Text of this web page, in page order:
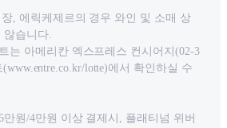
, 에릭케제르의 경우 와인 및 소매 상
않습니다.
는 아메리칸 엑스프레스 컨시어지(02-3
lotte)에서 확인하실 수
원/4만원 이상 결제시, 플래티넘 위버